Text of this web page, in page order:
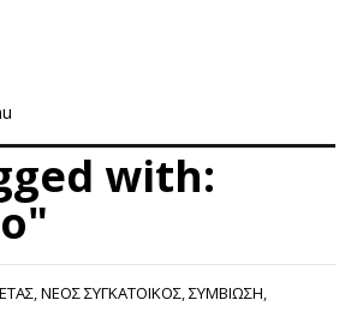
with:
,ΝΕΟΣ ΣΥΓΚΑΤΟΙΚΟΣ,ΣΥΜΒΙΩΣΗ,